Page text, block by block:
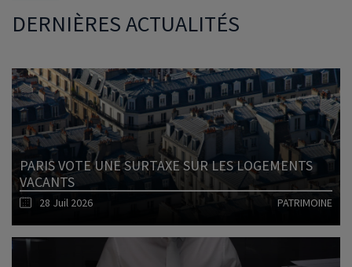
DERNIÈRES ACTUALITÉS
PARIS VOTE UNE SURTAXE SUR LES LOGEMENTS
VACANTS
28 Juil 2026 PATRIMOINE